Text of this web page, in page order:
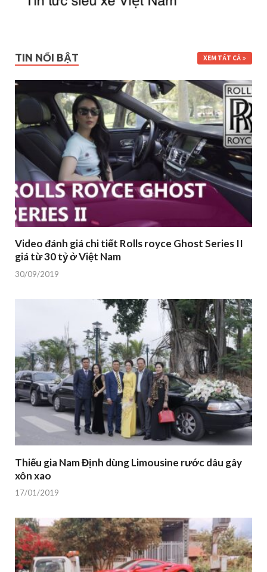
TIN NỔI BẬT XEM TẤT CẢ
Video đánh giá chi tiết Rolls royce Ghost Series II
giá từ 30 tỷ ở Việt Nam
30/09/2019
Thiếu gia Nam Định dùng Limousine rước dâu gây
xôn xao
17/01/2019